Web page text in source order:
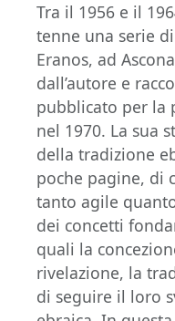
Tra il 1956 e il
tenne una serie
Eranos, ad
dall’autore e
pubblicato per la
nel 1970. La sua
della tradizione
poche pagine, di
tanto agile
dei concetti
quali la
rivelazione, la
di seguire il loro